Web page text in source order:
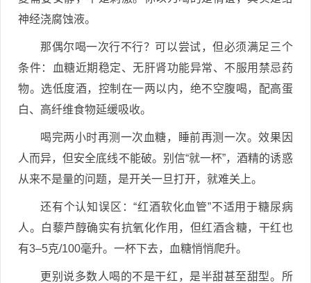
神经浇腐蚀液。
那偶尔喝一次行不行？可以尝试，但必须满足三个
条件：血糖近期稳定、无肝肾功能异常、不服用禁忌药
物。选低度酒，控制在一两以内，绝不空腹喝，配高蛋
白、高纤维食物延缓吸收。
喝完两小时再测一次血糖，睡前再测一次。效果因
人而异，但安全底线不能破。别信“就一杯”，酒精的诱惑
从来不是量的问题，是开关一旦打开，就难关上。
还有个认知误区：“红酒软化血管”不适用于糖尿病
人。白藜芦醇确实有抗氧化作用，但红酒含糖，干红也
有3–5克/100毫升。一杯下去，血糖悄悄爬升。
更别说多数人喝的不是干红，是半甜甚至甜型。所